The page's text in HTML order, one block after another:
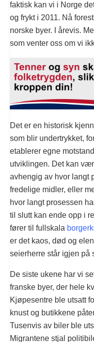
faktisk kan vi i Norge
og frykt i 2011. Nå
norske byer. I årevis.
som venter oss om vi
Det er en historisk
som blir undertrykket,
etablerer egne
utviklingen. Det kan
avhengig av hvor langt
fredelige midler, eller
hvor langt prosessen
til slutt kan ende opp i
fører til fullskala
er det kaos, død og
seierherre står igjen på
De siste ukene har vi
franske byer, der hele
Kjøpesentre ble utsatt
knust og butikkene
Tusenvis av biler ble
Migrantene stjal